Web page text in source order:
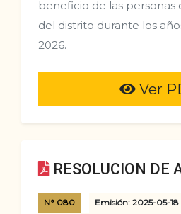
beneficio de las personas
del distrito durante los
2026.
Ver
RESOLUCION DE
N° 080
Emisión: 2025-05-18